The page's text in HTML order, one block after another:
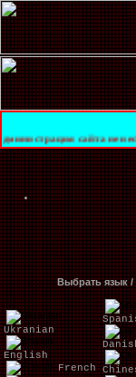
не несёт
Выбрать язык /
Ukranian
English
French